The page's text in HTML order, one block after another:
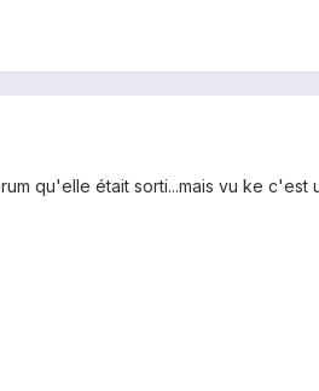
qu'elle était sorti...mais vu ke